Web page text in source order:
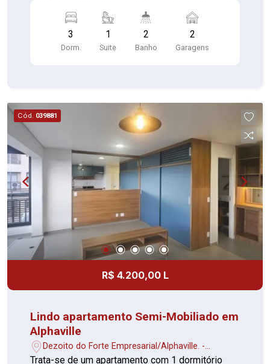
forno de pizza, fitness, coworking, bike Sharing.
3
Dorm.
1
Suite
2
Banho
2
Garagens
Cód. 039881
R$ 4.200,00 L
Lindo apartamento Semi-Mobiliado em
Alphaville
Dezoito do Forte Empresarial/Alphaville. -
Barueri/SP
Trata-se de um apartamento com 1 dormitório